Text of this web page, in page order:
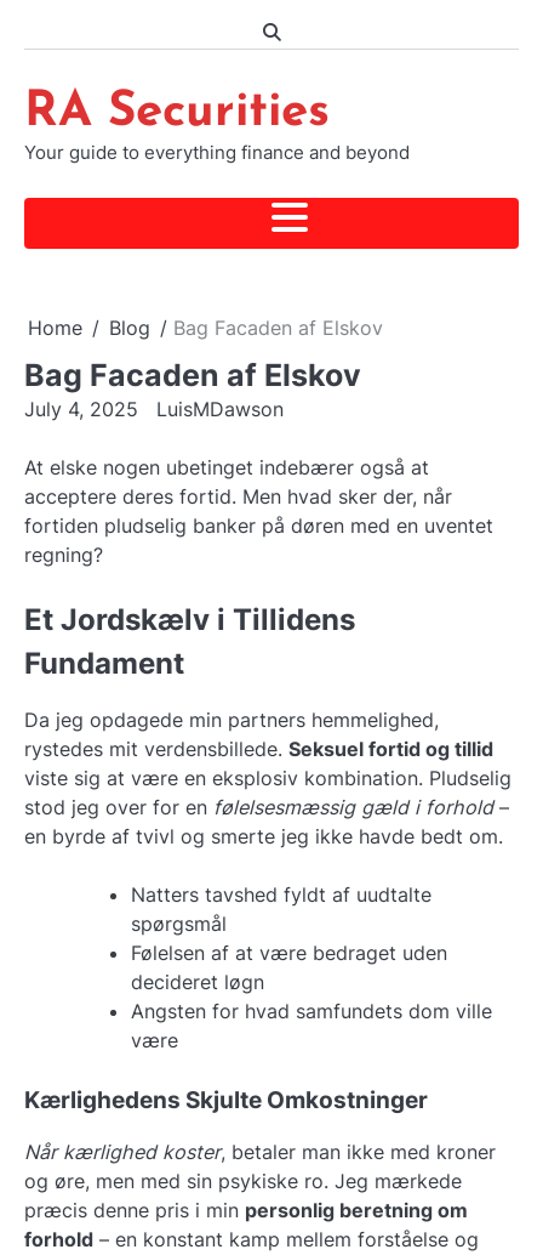
RA Securities
Your guide to everything finance and beyond
Home Blog Bag Facaden af Elskov
Bag Facaden af Elskov
July 4, 2025 LuisMDawson
At elske nogen ubetinget indebærer også at
acceptere deres fortid. Men hvad sker der, når
fortiden pludselig banker på døren med en uventet
regning?
Et Jordskælv i Tillidens
Fundament
Da jeg opdagede min partners hemmelighed,
rystedes mit verdensbillede. Seksuel fortid og tillid
viste sig at være en eksplosiv kombination. Pludselig
stod jeg over for en følelsesmæssig gæld i forhold–
en byrde af tvivl og smerte jeg ikke havde bedt om.
Natters tavshed fyldt af uudtalte
spørgsmål
Følelsen af at være bedraget uden
decideret løgn
Angsten for hvad samfundets dom ville
være
Kærlighedens Skjulte Omkostninger
Når kærlighed koster, betaler man ikke med kroner
og øre, men med sin psykiske ro. Jeg mærkede
præcis denne pris i min personlig beretning om
forhold – en konstant kamp mellem forståelse og